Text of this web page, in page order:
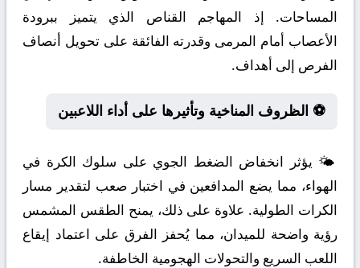
المساحات. إذ المهاجم القناص الذي يتميز ببرودة
الأعصاب أمام المرمى وقدرته الفائقة على تحويل أنصاف
الفرص إلى أهداف.
⚽ الظروف المناخية وتأثيرها على أداء اللاعبين
🌤️ يؤثر انخفاض الضغط الجوي على سلوك الكرة في
الهواء، مما يضع المدافعين في اختبار صعب لتقدير مسار
الكرات الطولية. علاوة على ذلك، يمنح الطقس المشمس
رؤية واضحة للميدان، مما يُحفز الفرق على اعتماد إيقاع
اللعب السريع والتحولات الهجومية الخاطفة.